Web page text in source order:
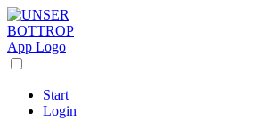
Start
Login